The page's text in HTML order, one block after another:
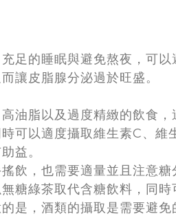
足的睡眠與避免熬夜，可以
讓皮脂腺分泌過於旺盛。
油脂以及過度精緻的飲食，
可以適度攝取維生素C、維
益。
飲，也需要適量並且注意糖
糖綠茶取代含糖飲料，同時
是，酒類的攝取是需要避免